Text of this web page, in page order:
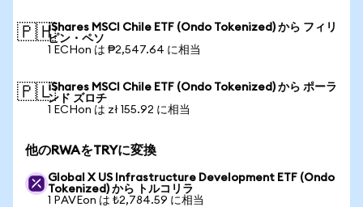
🇵🇭iShares MSCI Chile ETF (Ondo Tokenized) から フィリ
ピン・ペソ
1 ECHon は ₱2,547.64 に相当
🇵🇱iShares MSCI Chile ETF (Ondo Tokenized) から ポーラ
ンド ズロチ
1 ECHon は zł 155.92 に相当
他のRWAをTRYに変換
Global X US Infrastructure Development ETF (Ondo
Tokenized) から トルコリラ
1 PAVEon は ₺2,784.59 に相当